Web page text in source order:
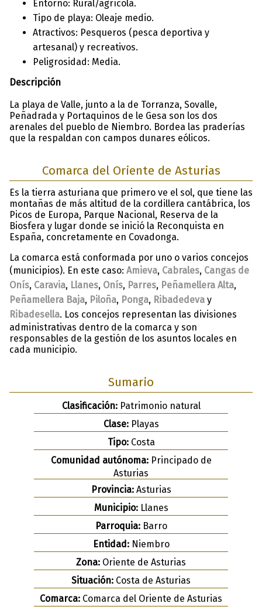
Entorno: Rural/agrícola.
Tipo de playa: Oleaje medio.
Atractivos: Pesqueros (pesca deportiva y
artesanal) y recreativos.
Peligrosidad: Media.
Descripción
La playa de Valle, junto a la de Torranza, Sovalle,
Peñadrada y Portaquinos de le Gesa son los dos
arenales del pueblo de Niembro. Bordea las praderías
que la respaldan con campos dunares eólicos.
Comarca del Oriente de Asturias
Es la tierra asturiana que primero ve el sol, que tiene las
montañas de más altitud de la cordillera cantábrica, los
Picos de Europa, Parque Nacional, Reserva de la
Biosfera y lugar donde se inició la Reconquista en
España, concretamente en Covadonga.
La comarca está conformada por uno o varios concejos
(municipios). En este caso: Amieva, Cabrales, Cangas de
Onís, Caravia, Llanes, Onís, Parres, Peñamellera Alta,
Peñamellera Baja, Piloña, Ponga, Ribadedeva y
Ribadesella. Los concejos representan las divisiones
administrativas dentro de la comarca y son
responsables de la gestión de los asuntos locales en
cada municipio.
Sumario
Clasificación:Patrimonio natural
Clase:Playas
Tipo:Costa
Comunidad autónoma:Principado de
Asturias
Provincia:Asturias
Municipio:Llanes
Parroquia:Barro
Entidad:Niembro
Zona: Oriente de Asturias
Situación: Costa de Asturias
Comarca: Comarca del Oriente de Asturias